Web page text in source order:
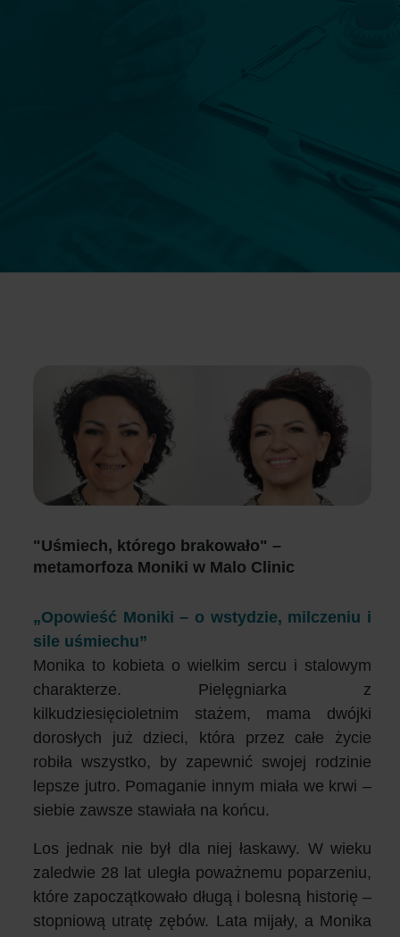
Szczegóły
"Uśmiech, którego brakowało" –
metamorfoza Moniki w Malo Clinic
„Opowieść Moniki – o wstydzie, milczeniu i
sile uśmiechu”
Monika to kobieta o wielkim sercu i stalowym
charakterze. Pielęgniarka z
kilkudziesięcioletnim stażem, mama dwójki
dorosłych już dzieci, która przez całe życie
robiła wszystko, by zapewnić swojej rodzinie
lepsze jutro. Pomaganie innym miała we krwi –
siebie zawsze stawiała na końcu.
Los jednak nie był dla niej łaskawy. W wieku
zaledwie 28 lat uległa poważnemu poparzeniu,
które zapoczątkowało długą i bolesną historię –
stopniową utratę zębów. Lata mijały, a Monika